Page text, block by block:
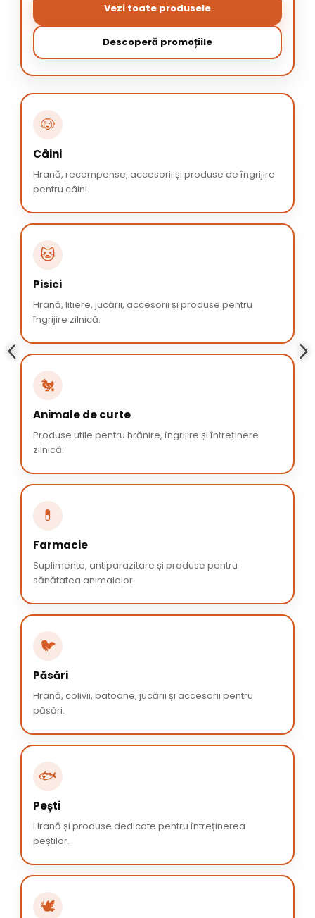
Vezi toate produsele
Descoperă promoțiile
🐶
Câini
Hrană, recompense, accesorii și produse de îngrijire
pentru câini.
🐱
Pisici
Hrană, litiere, jucării, accesorii și produse pentru
îngrijire zilnică.
🐔
Animale de curte
Produse utile pentru hrănire, îngrijire și întreținere
zilnică.
💊
Farmacie
Suplimente, antiparazitare și produse pentru
sănătatea animalelor.
🐦
Păsări
Hrană, colivii, batoane, jucării și accesorii pentru
păsări.
🐟
Pești
Hrană și produse dedicate pentru întreținerea
peștilor.
🕊️